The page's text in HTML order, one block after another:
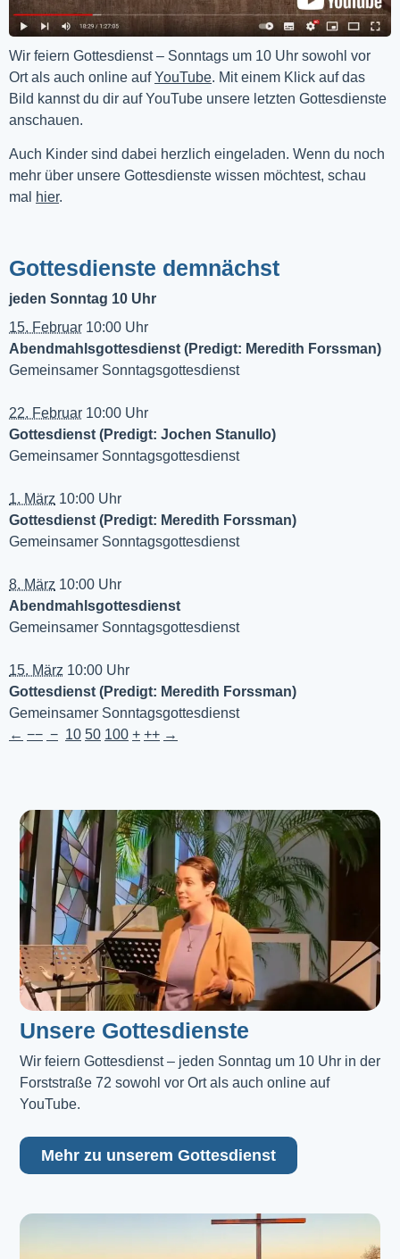
Wir feiern Gottesdienst – Sonntags um 10 Uhr sowohl vor
Ort als auch online auf YouTube. Mit einem Klick auf das
Bild kannst du dir auf YouTube unsere letzten Gottesdienste
anschauen.
Auch Kinder sind dabei herzlich eingeladen. Wenn du noch
mehr über unsere Gottesdienste wissen möchtest, schau
mal
hier.
Gottesdienste demnächst
jeden Sonntag 10 Uhr
15. Februar 10:00 Uhr
Abendmahlsgottesdienst (Predigt: Meredith Forssman)
Gemeinsamer Sonntagsgottesdienst
22. Februar 10:00 Uhr
Gottesdienst (Predigt: Jochen Stanullo)
Gemeinsamer Sonntagsgottesdienst
1. März 10:00 Uhr
Gottesdienst (Predigt: Meredith Forssman)
Gemeinsamer Sonntagsgottesdienst
8. März 10:00 Uhr
Abendmahlsgottesdienst
Gemeinsamer Sonntagsgottesdienst
15. März 10:00 Uhr
Gottesdienst (Predigt: Meredith Forssman)
Gemeinsamer Sonntagsgottesdienst
← −− − 10 50 100 + ++ →
Unsere Gottesdienste
Wir feiern Gottesdienst – jeden Sonntag um 10 Uhr in der
Forststraße 72 sowohl vor Ort als auch online auf
YouTube.
Mehr zu unserem Gottesdienst